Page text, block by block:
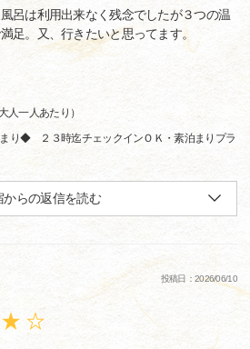
呂は利用出来なく残念でしたが３つの温
足。又、行きたいと思ってます。
人一人あたり）
り◆ ２３時迄チェックインＯＫ・素泊まりプラ
からの返信を読む
投稿日：2026/06/10